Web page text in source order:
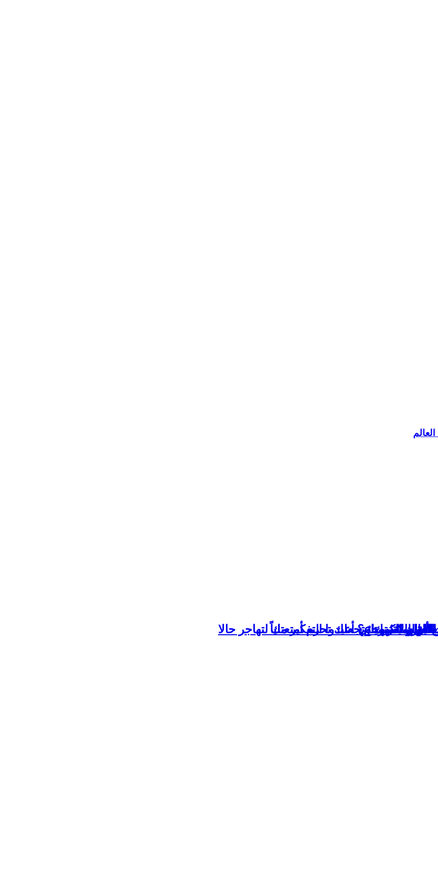
المُبهجةأعيدوا التفكير ملياً
ستغريك وتجعلك تحزم أمتعتك لتهاجر حالا